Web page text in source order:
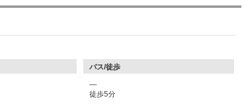
バス/徒歩
―
徒歩5分